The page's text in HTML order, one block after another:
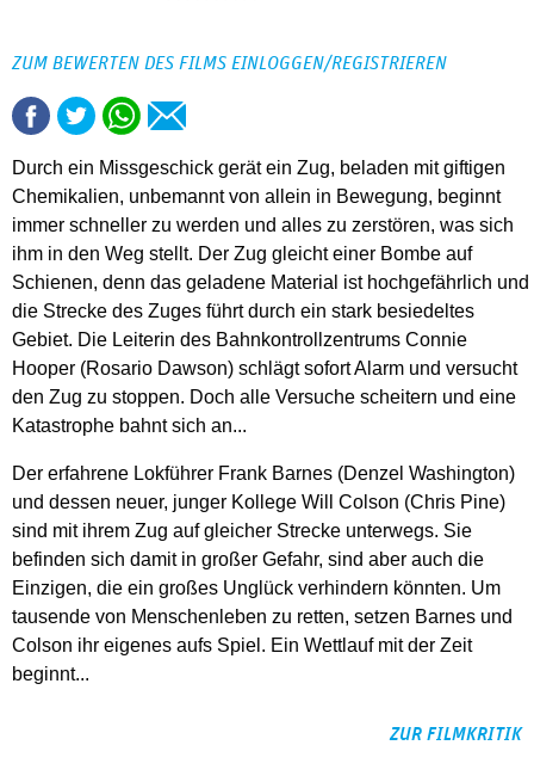
ZUM BEWERTEN DES FILMS EINLOGGEN/REGISTRIEREN
Durch ein Missgeschick gerät ein Zug, beladen mit giftigen
Chemikalien, unbemannt von allein in Bewegung, beginnt
immer schneller zu werden und alles zu zerstören, was sich
ihm in den Weg stellt. Der Zug gleicht einer Bombe auf
Schienen, denn das geladene Material ist hochgefährlich und
die Strecke des Zuges führt durch ein stark besiedeltes
Gebiet. Die Leiterin des Bahnkontrollzentrums Connie
Hooper (Rosario Dawson) schlägt sofort Alarm und versucht
den Zug zu stoppen. Doch alle Versuche scheitern und eine
Katastrophe bahnt sich an...
Der erfahrene Lokführer Frank Barnes (Denzel Washington)
und dessen neuer, junger Kollege Will Colson (Chris Pine)
sind mit ihrem Zug auf gleicher Strecke unterwegs. Sie
befinden sich damit in großer Gefahr, sind aber auch die
Einzigen, die ein großes Unglück verhindern könnten. Um
tausende von Menschenleben zu retten, setzen Barnes und
Colson ihr eigenes aufs Spiel. Ein Wettlauf mit der Zeit
beginnt...
ZUR FILMKRITIK